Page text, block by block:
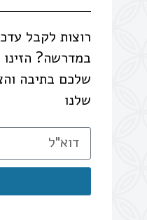
רוצות לקבל
במדרשה? הזינו
שלכם בתיבה
שלנו